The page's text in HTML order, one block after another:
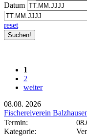
Datum
reset
1
2
weiter
08.08. 2026
Fischereiverein
Termin:
Kategorie: